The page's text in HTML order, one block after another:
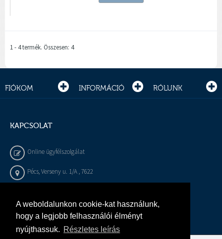
A weboldalunkon cookie-kat használunk,
hogy a legjobb felhasználói élményt
nyújthassuk. Részletes leírás
1 - 4 termék. Összesen: 4
FIÓKOM INFORMÁCIÓ RÓLUNK
KAPCSOLAT
Online ügyfélszolgálat
Pécs, Verseny u. 1/A , 7622
info@gepeszbolt.hu